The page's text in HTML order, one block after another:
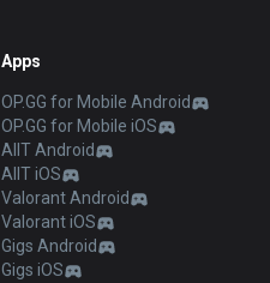
Apps
OP.GG for Mobile Android
OP.GG for Mobile iOS
AllT Android
AllT iOS
Valorant Android
Valorant iOS
Gigs Android
Gigs iOS